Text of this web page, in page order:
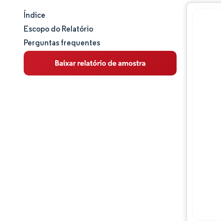
Tamanho e participação de mercado
Análise de mercado
Tendências e insights
Índice
Escopo do Relatório
Perguntas frequentes